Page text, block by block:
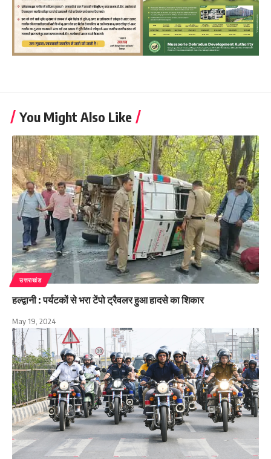
You Might Also Like
उत्तराखंड
हल्द्वानी : पर्यटकों से भरा टेंपो ट्रैवलर हुआ हादसे का शिकार
May 19, 2024